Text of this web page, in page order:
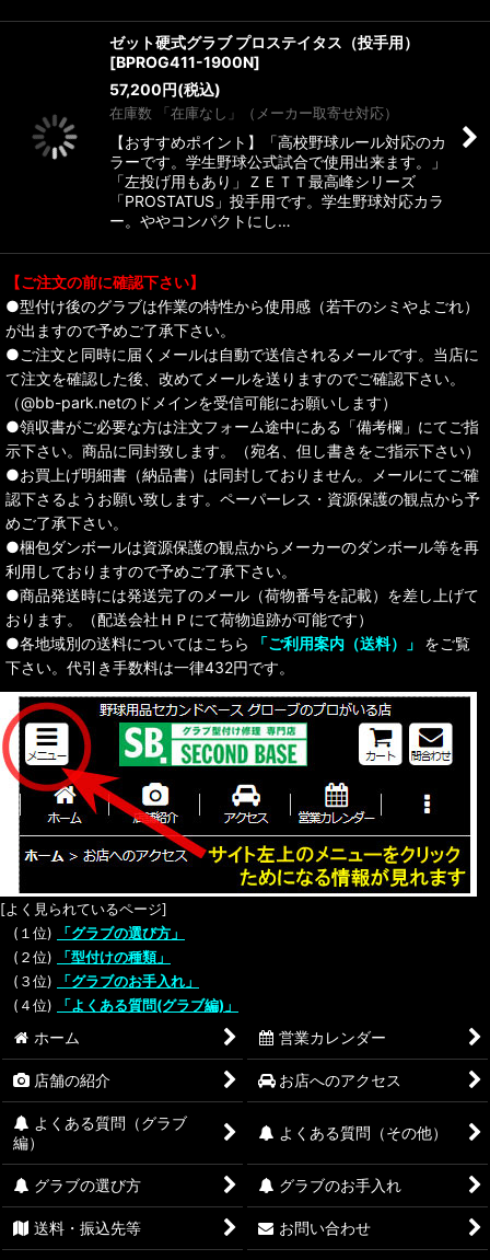
ゼット硬式グラブ プロステイタス（投手用）
[BPROG411-1900N]
57,200円(税込)
在庫数 「在庫なし」（メーカー取寄せ対応）
【おすすめポイント】「高校野球ルール対応のカ
ラーです。学生野球公式試合で使用出来ます。」
「左投げ用もあり」ＺＥＴＴ最高峰シリーズ
「PROSTATUS」投手用です。学生野球対応カラ
ー。ややコンパクトにし…
【ご注文の前に確認下さい】
●型付け後のグラブは作業の特性から使用感（若干のシミやよごれ）
が出ますので予めご了承下さい。
●ご注文と同時に届くメールは自動で送信されるメールです。当店に
て注文を確認した後、改めてメールを送りますのでご確認下さい。
（@bb-park.netのドメインを受信可能にお願いします）
●領収書がご必要な方は注文フォーム途中にある「備考欄」にてご指
示下さい。商品に同封致します。（宛名、但し書きをご指示下さい）
●お買上げ明細書（納品書）は同封しておりません。メールにてご確
認下さるようお願い致します。ペーパーレス・資源保護の観点から予
めご了承下さい。
●梱包ダンボールは資源保護の観点からメーカーのダンボール等を再
利用しておりますので予めご了承下さい。
●商品発送時には発送完了のメール（荷物番号を記載）を差し上げて
おります。（配送会社ＨＰにて荷物追跡が可能です）
●各地域別の送料についてはこちら
「ご利用案内（送料）」 をご覧
下さい。代引き手数料は一律432円です。
[よく見られているページ]
(１位)
「グラブの選び方」
(２位)
「型付けの種類」
(３位)
「グラブのお手入れ」
(４位)
「よくある質問(グラブ編)」
ホーム 営業カレンダー
店舗の紹介 お店へのアクセス
よくある質問（グラブ
編）
よくある質問（その他）
グラブの選び方 グラブのお手入れ
送料・振込先等 お問い合わせ